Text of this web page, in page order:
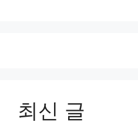
최신 글